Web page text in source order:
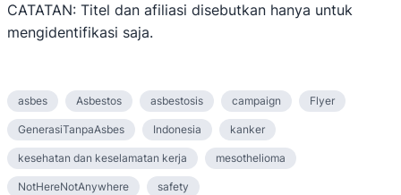
CATATAN: Titel dan afiliasi disebutkan hanya untuk
mengidentifikasi saja.
asbes Asbestos asbestosis campaign Flyer
GenerasiTanpaAsbes Indonesia kanker
kesehatan dan keselamatan kerja mesothelioma
NotHereNotAnywhere safety